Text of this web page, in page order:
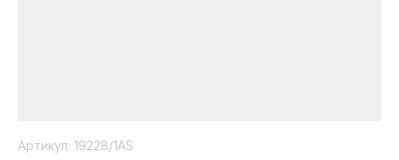
Артикул: 19228/1AS